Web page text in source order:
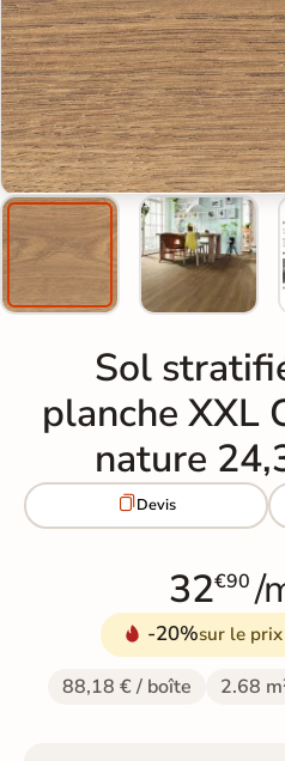
Sol
planche XXL
nature
Devis
32€90 /
-20%sur le
88,18 € / boîte 2.68